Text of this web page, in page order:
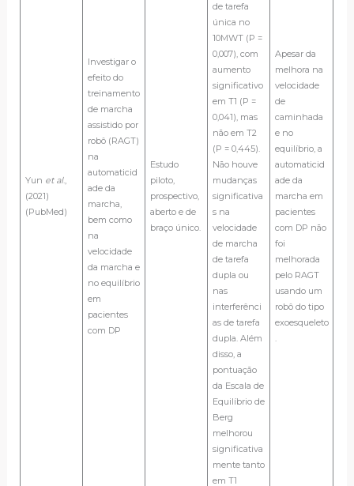
Yun et al.,
(2021)
(PubMed)
Investigar o
efeito do
treinamento
de marcha
assistido por
robô (RAGT)
na
automaticid
ade da
marcha,
bem como
na
velocidade
da marcha e
no equilíbrio
em
pacientes
com DP
Estudo
piloto,
prospectivo,
aberto e de
braço único.
de tarefa
única no
10MWT (P =
0,007), com
aumento
significativo
em T1 (P =
0,041), mas
não em T2
(P = 0,445).
Não houve
mudanças
significativa
s na
velocidade
de marcha
de tarefa
dupla ou
nas
interferênci
as de tarefa
dupla. Além
disso, a
pontuação
da Escala de
Equilíbrio de
Berg
melhorou
significativa
mente tanto
em T1
Apesar da
melhora na
velocidade
de
caminhada
e no
equilíbrio, a
automaticid
ade da
marcha em
pacientes
com DP não
foi
melhorada
pelo RAGT
usando um
robô do tipo
exoesqueleto
.